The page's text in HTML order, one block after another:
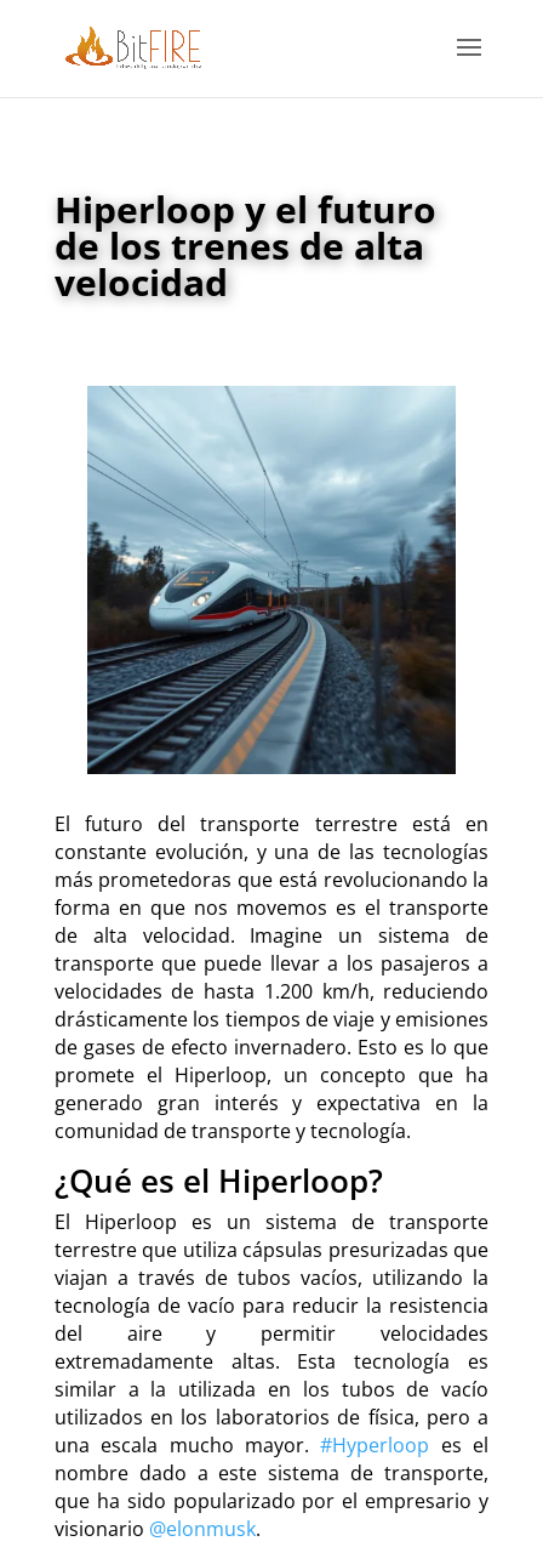
Hiperloop y el futuro
de los trenes de alta
velocidad
El futuro del transporte terrestre está en
constante evolución, y una de las tecnologías
más prometedoras que está revolucionando la
forma en que nos movemos es el transporte
de alta velocidad. Imagine un sistema de
transporte que puede llevar a los pasajeros a
velocidades de hasta 1.200 km/h, reduciendo
drásticamente los tiempos de viaje y emisiones
de gases de efecto invernadero. Esto es lo que
promete el Hiperloop, un concepto que ha
generado gran interés y expectativa en la
comunidad de transporte y tecnología.
¿Qué es el Hiperloop?
El Hiperloop es un sistema de transporte
terrestre que utiliza cápsulas presurizadas que
viajan a través de tubos vacíos, utilizando la
tecnología de vacío para reducir la resistencia
del aire y permitir velocidades
extremadamente altas. Esta tecnología es
similar a la utilizada en los tubos de vacío
utilizados en los laboratorios de física, pero a
una escala mucho mayor.#Hyperloop es el
nombre dado a este sistema de transporte,
que ha sido popularizado por el empresario y
visionario @elonmusk.